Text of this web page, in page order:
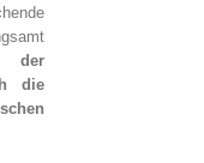
der
die